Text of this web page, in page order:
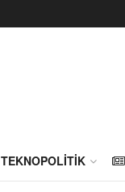
TEKNOPOLITIK